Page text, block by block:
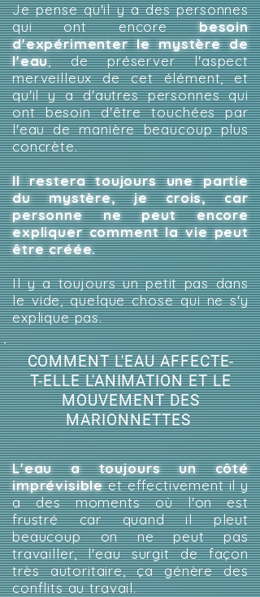
Je pense qu'il y a des personnes
qui ont encore
besoin
d'expérimenter le mystère de
l'eau, de préserver l'aspect
merveilleux de cet élément, et
qu'il y a d'autres personnes qui
ont besoin d'être touchées par
l'eau de manière beaucoup plus
concrète.
Il restera toujours une partie
du mystère, je crois, car
personne ne peut encore
expliquer comment la vie peut
être créée.
Il y a toujours un petit pas dans
le vide, quelque chose qui ne s'y
explique pas.
COMMENT L'EAU AFFECTE-
T-ELLE L'ANIMATION ET LE
MOUVEMENT DES
MARIONNETTES
L'eau a toujours un côté
imprévisibleet effectivement il y
a des moments où l'on est
frustré car quand il pleut
beaucoup on ne peut pas
travailler, l'eau surgit de façon
très autoritaire, ça génère des
conflits au travail.